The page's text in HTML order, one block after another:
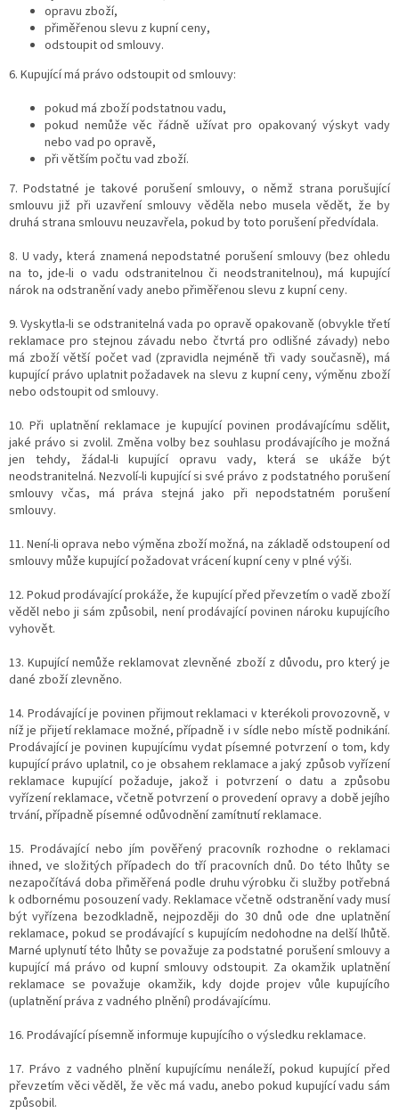
opravu zboží,
přiměřenou slevu z kupní ceny,
odstoupit od smlouvy.
6. Kupující má právo odstoupit od smlouvy:
pokud má zboží podstatnou vadu,
pokud nemůže věc řádně užívat pro opakovaný výskyt vady
nebo vad po opravě,
při větším počtu vad zboží.
7. Podstatné je takové porušení smlouvy, o němž strana porušující
smlouvu již při uzavření smlouvy věděla nebo musela vědět, že by
druhá strana smlouvu neuzavřela, pokud by toto porušení předvídala.
8. U vady, která znamená nepodstatné porušení smlouvy (bez ohledu
na to, jde-li o vadu odstranitelnou či neodstranitelnou), má kupující
nárok na odstranění vady anebo přiměřenou slevu z kupní ceny.
9. Vyskytla-li se odstranitelná vada po opravě opakovaně (obvykle třetí
reklamace pro stejnou závadu nebo čtvrtá pro odlišné závady) nebo
má zboží větší počet vad (zpravidla nejméně tři vady současně), má
kupující právo uplatnit požadavek na slevu z kupní ceny, výměnu zboží
nebo odstoupit od smlouvy.
10. Při uplatnění reklamace je kupující povinen prodávajícímu sdělit,
jaké právo si zvolil. Změna volby bez souhlasu prodávajícího je možná
jen tehdy, žádal-li kupující opravu vady, která se ukáže být
neodstranitelná. Nezvolí-li kupující si své právo z podstatného porušení
smlouvy včas, má práva stejná jako při nepodstatném porušení
smlouvy.
11. Není-li oprava nebo výměna zboží možná, na základě odstoupení od
smlouvy může kupující požadovat vrácení kupní ceny v plné výši.
12. Pokud prodávající prokáže, že kupující před převzetím o vadě zboží
věděl nebo ji sám způsobil, není prodávající povinen nároku kupujícího
vyhovět.
13. Kupující nemůže reklamovat zlevněné zboží z důvodu, pro který je
dané zboží zlevněno.
14. Prodávající je povinen přijmout reklamaci v kterékoli provozovně, v
níž je přijetí reklamace možné, případně i v sídle nebo místě podnikání.
Prodávající je povinen kupujícímu vydat písemné potvrzení o tom, kdy
kupující právo uplatnil, co je obsahem reklamace a jaký způsob vyřízení
reklamace kupující požaduje, jakož i potvrzení o datu a způsobu
vyřízení reklamace, včetně potvrzení o provedení opravy a době jejího
trvání, případně písemné odůvodnění zamítnutí reklamace.
15. Prodávající nebo jím pověřený pracovník rozhodne o reklamaci
ihned, ve složitých případech do tří pracovních dnů. Do této lhůty se
nezapočítává doba přiměřená podle druhu výrobku či služby potřebná
k odbornému posouzení vady. Reklamace včetně odstranění vady musí
být vyřízena bezodkladně, nejpozději do 30 dnů ode dne uplatnění
reklamace, pokud se prodávající s kupujícím nedohodne na delší lhůtě.
Marné uplynutí této lhůty se považuje za podstatné porušení smlouvy a
kupující má právo od kupní smlouvy odstoupit. Za okamžik uplatnění
reklamace se považuje okamžik, kdy dojde projev vůle kupujícího
(uplatnění práva z vadného plnění) prodávajícímu.
16. Prodávající písemně informuje kupujícího o výsledku reklamace.
17. Právo z vadného plnění kupujícímu nenáleží, pokud kupující před
převzetím věci věděl, že věc má vadu, anebo pokud kupující vadu sám
způsobil.